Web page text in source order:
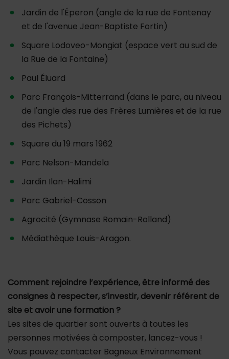
Jardin de l'Éperon (angle de la rue de Fontenay
et de l'avenue Jean-Baptiste Fortin)
Square Lodoveo-Mongiat (espace vert au sud de
la Rue de la Fontaine)
Paul Éluard
Parc François-Mitterrand (dans le parc, au niveau
de l'angle des rue des Frères Lumières et de la rue
des Pichets)
Square du 19 mars 1962
Parc Nelson-Mandela
Jardin Ilan-Halimi
Parc Gabriel-Cosson
Agrocité (Gymnase Romain-Rolland)
Médiathèque Louis-Aragon.
Comment rejoindre l’expérience, être informé des
consignes à respecter, s’investir, devenir référent de
site et avoir une formation ?
Les sites de quartier sont ouverts à toutes les
personnes motivées à composter, lancez-vous !
Vous pouvez contacter Bagneux Environnement